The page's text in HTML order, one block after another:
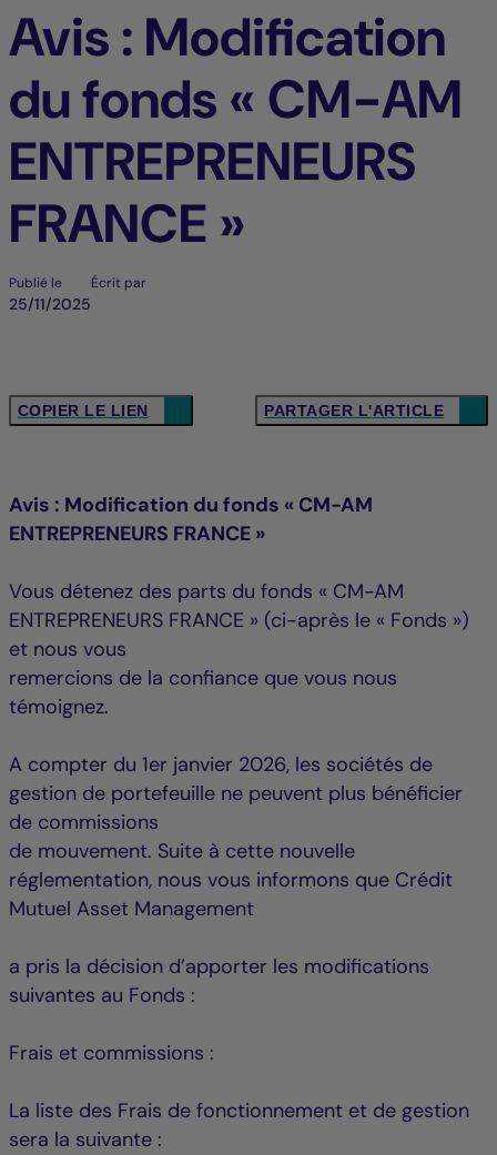
Avis : Modification
du fonds « CM-AM
ENTREPRENEURS
FRANCE »
Publié le
25/11/2025
Écrit par
COPIER LE LIEN PARTAGER L'ARTICLE
Avis : Modification du fonds « CM-AM
ENTREPRENEURS FRANCE »
Vous détenez des parts du fonds « CM-AM
ENTREPRENEURS FRANCE » (ci-après le « Fonds »)
et nous vous
remercions de la confiance que vous nous
témoignez.
A compter du 1er janvier 2026, les sociétés de
gestion de portefeuille ne peuvent plus bénéficier
de commissions
de mouvement. Suite à cette nouvelle
réglementation, nous vous informons que Crédit
Mutuel Asset Management
a pris la décision d’apporter les modifications
suivantes au Fonds :
Frais et commissions :
La liste des Frais de fonctionnement et de gestion
sera la suivante :